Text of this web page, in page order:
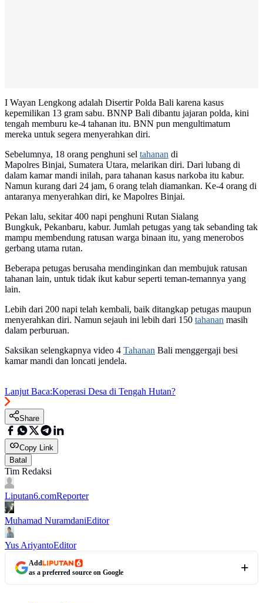
I Wayan Lengkong adalah Disertir Polda Bali karena kasus
kepemilikan 13 gram sabu. BNNP Bali dibantu jajaran polda, kini
tengah memburu ke-4 tahanan itu. BNN pun mengultimatum
mereka untuk segera menyerahkan diri.
Sebelumnya, 18 orang penghuni sel tahanan di
Mapolres Binjai, Sumatera Utara, melarikan diri. Dari lubang di
dalam kamar mandi inilah, para tahanan kasus narkoba itu kabur.
Namun kurang dari 24 jam, 6 orang telah diamankan. Ke-4 orang di
antaranya menyerahkan diri, ke Mapolres Binjai.
Pekan lalu, sekitar 400 napi penghuni Rutan Sialang
Bungkuk, Pekanbaru, kabur. Jumlah petugas yang tak sebanding tak
mampu membendung ratusan warga binaan itu, yang menerobos
gerbang utama rutan.
Beberapa petugas berusaha mendinginkan dan membujuk ratusan
tahanan lain, untuk tidak ikut kabur seperti teman-temannya yang
lain.
Lebih dari 200 napi telah kembali, baik ditangkap petugas maupun
menyerahkan diri. Namun sejauh ini lebih dari 150 tahanan masih
dalam perburuan.
Saksikan selengkapnya video 4 Tahanan Bali menggergaji besi
kamar mandi dan loncati jendela.
Lanjut Baca:Koperasi Desa di Tengah Hutan?
Share
Copy Link
Batal
Tim Redaksi
Liputan6.comReporter
Muhamad NuramdaniEditor
Yus AriyantoEditor
Add
as a preferred source on Google